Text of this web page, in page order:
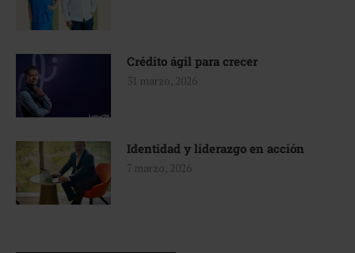
Crédito ágil para crecer
31 marzo, 2026
Identidad y liderazgo en acción
7 marzo, 2026